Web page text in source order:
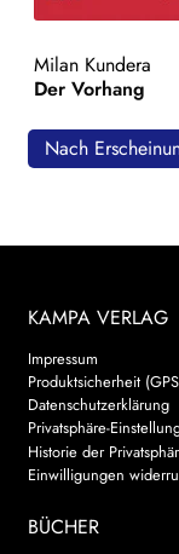
Search:
Milan Kundera
Der Vorhang
Nach
KAMPA VERLAG
Impressum
Produktsicherheit
Datenschutzerklärung
Privatsphäre-
Historie der
Einwilligungen
BÜCHER